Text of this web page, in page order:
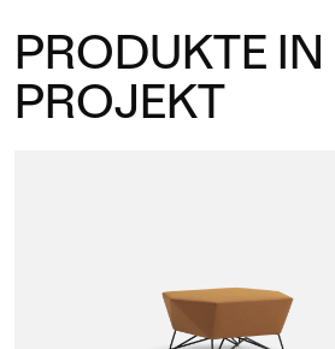
PRODUKTE IN
PROJEKT